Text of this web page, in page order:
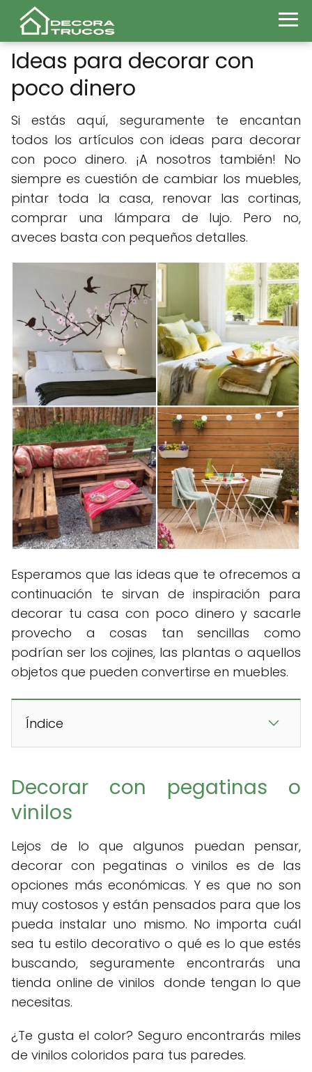
Ideas para decorar con
poco dinero
Si estás aquí, seguramente te encantan
todos los artículos con ideas para decorar
con poco dinero. ¡A nosotros también! No
siempre es cuestión de cambiar los muebles,
pintar toda la casa, renovar las cortinas,
comprar una lámpara de lujo. Pero no,
aveces basta con pequeños detalles.
Esperamos que las ideas que te ofrecemos a
continuación te sirvan de inspiración para
decorar tu casa con poco dinero y sacarle
provecho a cosas tan sencillas como
podrían ser los cojines, las plantas o aquellos
objetos que pueden convertirse en muebles.
Índice
Decorar con pegatinas o
vinilos
Lejos de lo que algunos puedan pensar,
decorar con pegatinas o vinilos es de las
opciones más económicas. Y es que no son
muy costosos y están pensados para que los
pueda instalar uno mismo. No importa cuál
sea tu estilo decorativo o qué es lo que estés
buscando, seguramente encontrarás una
tienda online de vinilos donde tengan lo que
necesitas.
¿Te gusta el color? Seguro encontrarás miles
de vinilos coloridos para tus paredes.